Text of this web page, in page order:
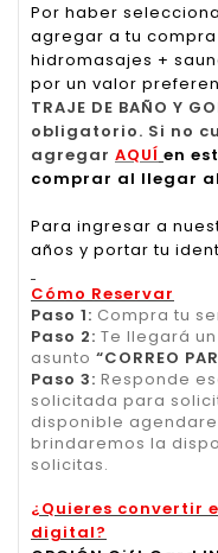
Por haber
agregar a tu
hidromasajes +
por un valor
TRAJE DE BAÑO Y
obligatorio. Si no
agregar AQUÍ en
comprar al llegar al
Para ingresar a
años y portar tu
Cómo Reservar
Paso 1: Compra tu
Paso 2: Te llegará
asunto “CORREO
Paso 3: Responde
solicitada para
disponible
brindaremos la
solicitas.
¿Quieres convertir
digital?